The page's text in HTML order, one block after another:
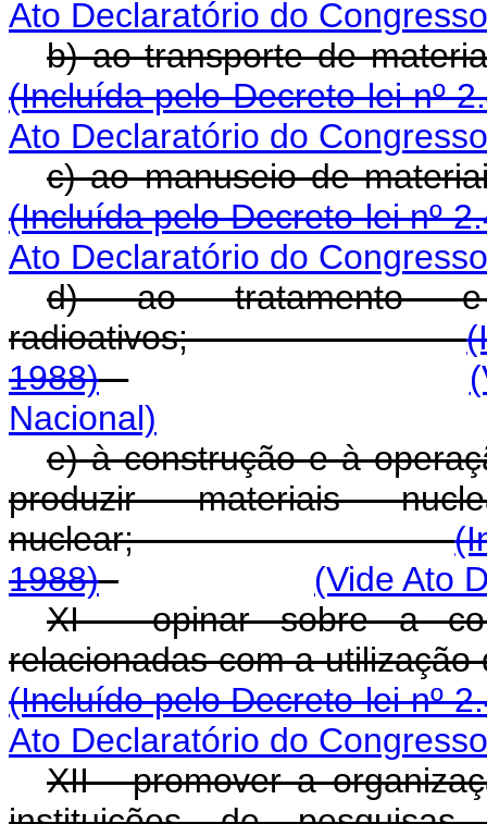
Ato Declaratório do
b) ao transporte
(Incluída pelo Decreto-lei nº
Ato Declaratório do
c) ao manuseio
(Incluída pelo Decreto-lei nº
Ato Declaratório do
d) ao tratamento
radioativos;
1988)
Nacional)
e) à construção e à
produzir materiais
nuclear;
1988)
(Vide Ato
XI - opinar sobre a
relacionadas com a
(Incluído pelo Decreto-lei nº
Ato Declaratório do
XII - promover a